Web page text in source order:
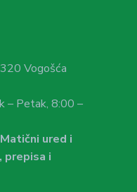
Vogošća
– Petak, 8:00 –
ured i
prepisa i